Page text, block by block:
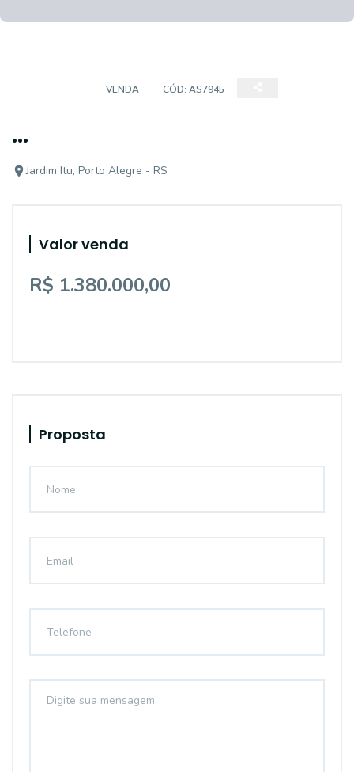
VENDA CÓD: AS7945
...
Jardim Itu, Porto Alegre - RS
Valor venda
R$ 1.380.000,00
Proposta